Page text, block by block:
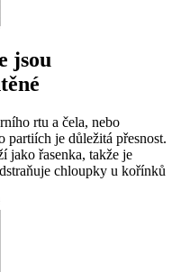
jsou
rtu a čela, nebo
partiích je důležitá přesnost.
jako řasenka, takže je
chloupky u kořínků